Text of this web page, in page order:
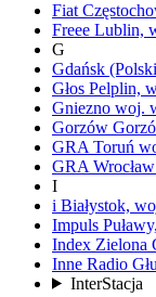
Fiat
Freee Lublin,
G
Gdańsk
Głos Pelplin,
Gniezno woj.
Gorzów
GRA Toruń
GRA Wrocław
I
i Białystok,
Impuls Puławy,
Index Zielona
Inne Radio
InterStacja